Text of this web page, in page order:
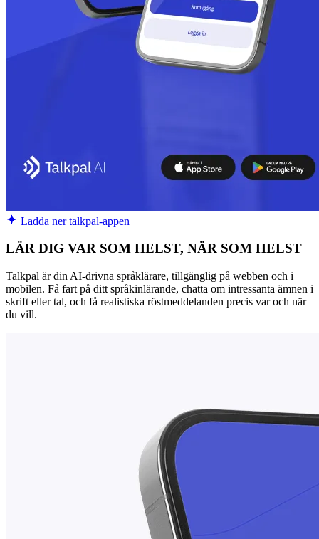
Ladda ner talkpal-appen
LÄR DIG VAR SOM HELST, NÄR SOM HELST
Talkpal är din AI-drivna språklärare, tillgänglig på webben och i
mobilen. Få fart på ditt språkinlärande, chatta om intressanta ämnen i
skrift eller tal, och få realistiska röstmeddelanden precis var och när
du vill.